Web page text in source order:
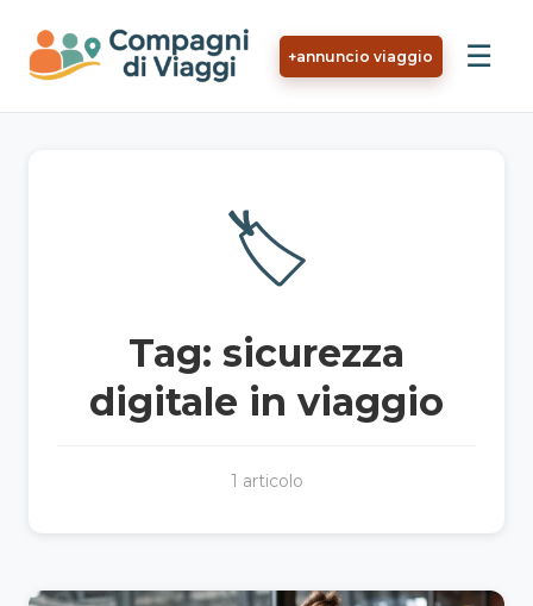
+annuncio viaggio ☰
🏷️
Tag: sicurezza
digitale in viaggio
1 articolo